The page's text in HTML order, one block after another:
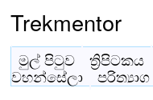
Trekmentor
මුල් පිටුව ත්‍රිපිටකය
වහන්සේලා
පරිත්‍යාග